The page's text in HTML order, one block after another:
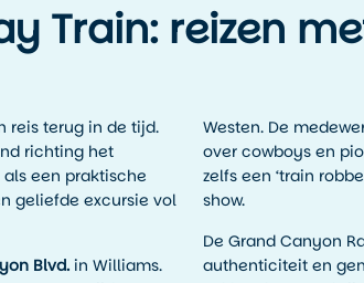
Train: reizen
reis terug in de tijd.
richting het
een praktische
geliefde excursie vol
Blvd. in Williams.
Westen. De
over cowboys en
zelfs een ‘train
show.
De Grand Canyon
authenticiteit en